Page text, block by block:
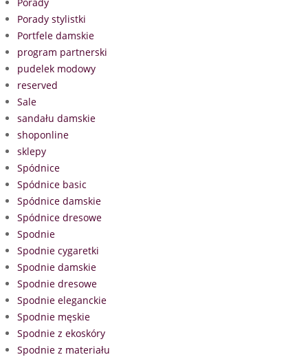
Porady stylistki
Portfele damskie
program partnerski
pudelek modowy
reserved
Sale
sandału damskie
shoponline
sklepy
Spódnice
Spódnice basic
Spódnice damskie
Spódnice dresowe
Spodnie
Spodnie cygaretki
Spodnie damskie
Spodnie dresowe
Spodnie eleganckie
Spodnie męskie
Spodnie z ekoskóry
Spodnie z materiału